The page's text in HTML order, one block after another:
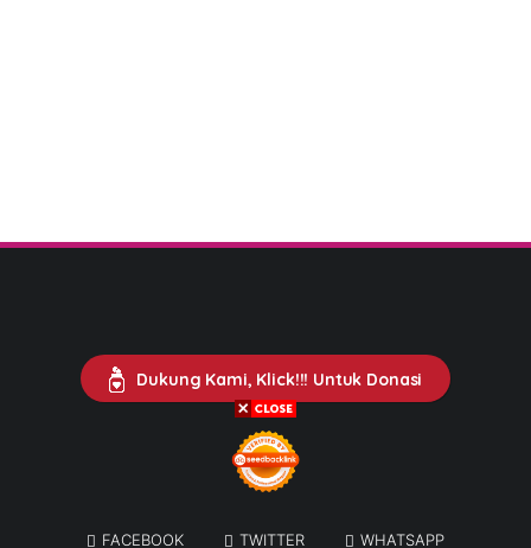
Dukung Kami, Klick!!! Untuk Donasi
FACEBOOK TWITTER WHATSAPP